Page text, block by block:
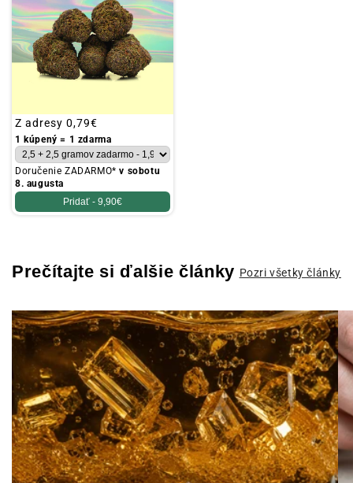
Obvyklá
cena
Z adresy 0,79€
1 kúpený = 1 zdarma
Doručenie ZADARMO*v sobotu
8. augusta
Pridať - 9,90€
Prečítajte si ďalšie články Pozri všetky články